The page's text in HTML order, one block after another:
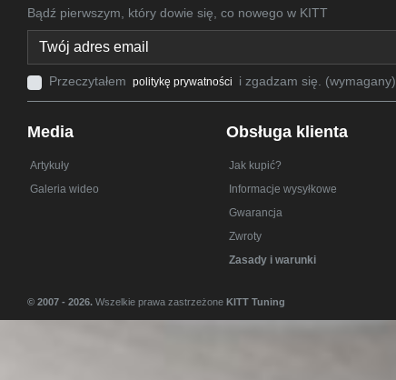
Bądź pierwszym, który dowie się, co nowego w KITT
Przeczytałem politykę prywatności i zgadzam się. (wymagany)
Media
Artykuły
Galeria wideo
Obsługa klienta
Jak kupić?
Informacje wysyłkowe
Gwarancja
Zwroty
Zasady i warunki
© 2007 - 2026. Wszelkie prawa zastrzeżone KITT Tuning